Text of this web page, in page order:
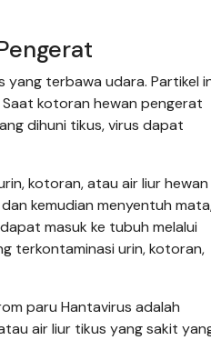
yang terbawa udara. Partikel
kotoran hewan pengerat
dihuni tikus, virus dapat
kotoran, atau air liur hewan
kemudian menyentuh
masuk ke tubuh melalui
terkontaminasi urin, kotoran,
paru Hantavirus adalah
air liur tikus yang sakit